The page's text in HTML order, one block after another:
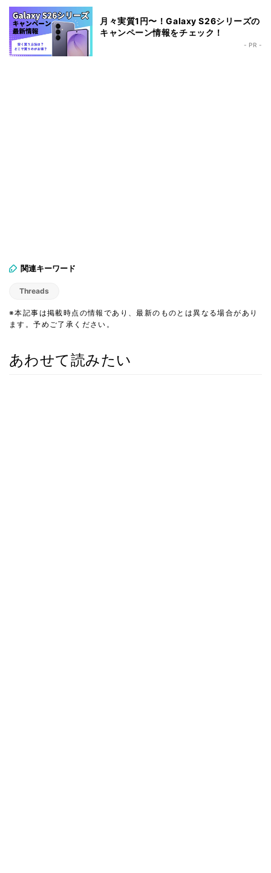
月々実質1円〜！Galaxy S26シリーズの
キャンペーン情報をチェック！
- PR -
関連キーワード
Threads
※本記事は掲載時点の情報であり、最新のものとは異なる場合があり
ます。予めご了承ください。
あわせて読みたい